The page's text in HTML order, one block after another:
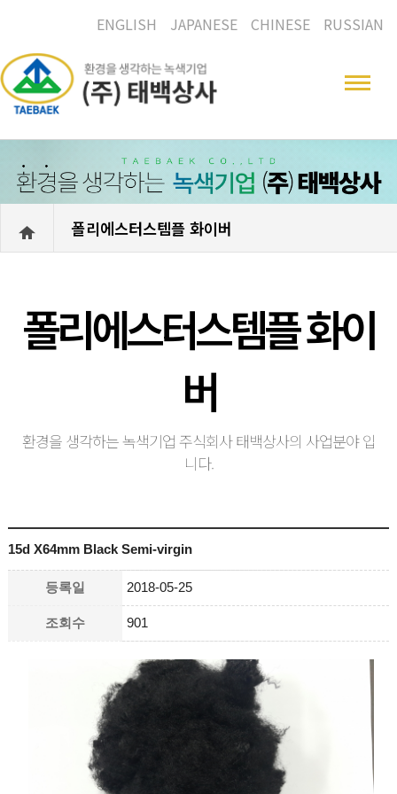
ENGLISH JAPANESE CHINESE RUSSIAN
폴리에스터스템플 화이버
폴리에스터스템플 화이
버
환경을 생각하는 녹색기업 주식회사 태백상사의 사업분야 입
니다.
15d X64mm Black Semi-virgin
등록일 2018-05-25
조회수 901